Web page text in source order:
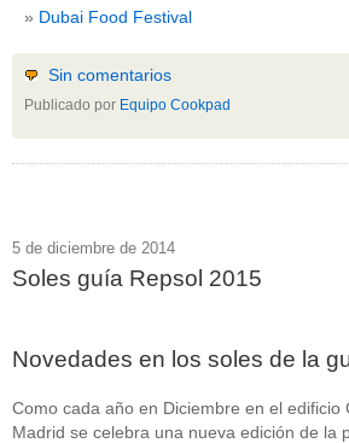
Dubai Food Festival
Sin comentarios
Publicado por Equipo Cookpad
5 de diciembre de 2014
Soles guía Repsol 2015
Novedades en los soles de la
Como cada año en Diciembre en el edificio
Madrid se celebra una nueva edición de la